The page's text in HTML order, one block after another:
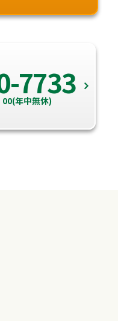
7733
年中無休)